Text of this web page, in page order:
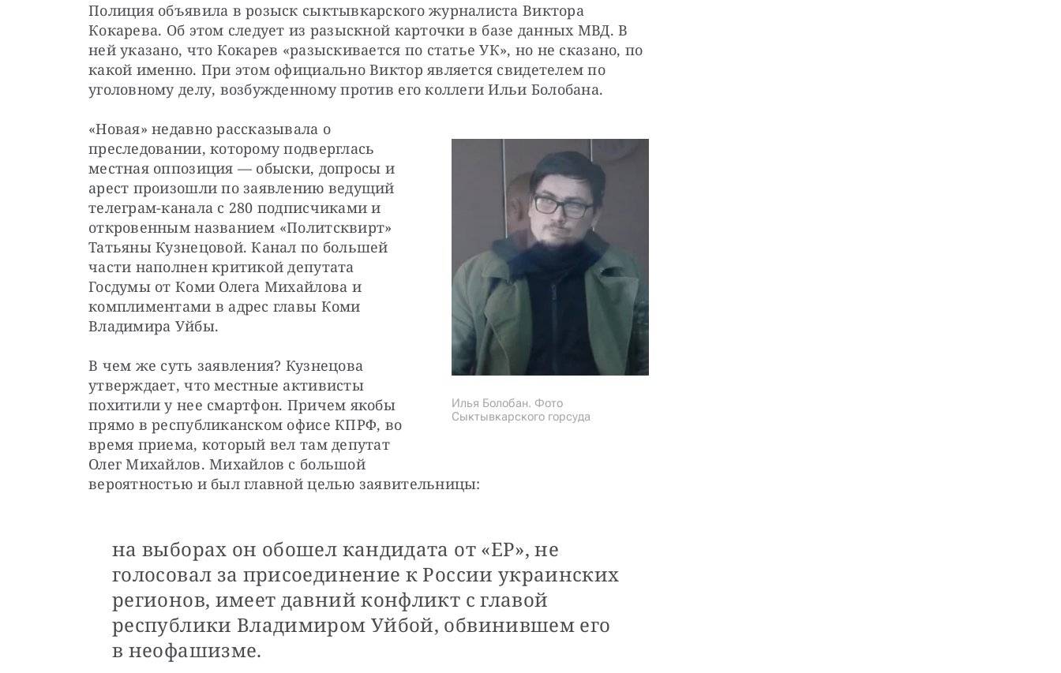
Полиция объявила в розыск сыктывкарского журналиста Виктора
Кокарева. Об этом следует из разыскной карточки в базе данных МВД. В
ней указано, что Кокарев «разыскивается по статье УК», но не сказано, по
какой именно. При этом официально Виктор является свидетелем по
уголовному делу, возбужденному против его коллеги Ильи Болобана.
Илья Болобан. Фото
Сыктывкарского горсуда
«Новая» недавно рассказывала о
преследовании, которому подверглась
местная оппозиция — обыски, допросы и
арест произошли по заявлению ведущий
телеграм-канала с 280 подписчиками и
откровенным названием «Политсквирт»
Татьяны Кузнецовой. Канал по большей
части наполнен критикой депутата
Госдумы от Коми Олега Михайлова и
комплиментами в адрес главы Коми
Владимира Уйбы.
В чем же суть заявления? Кузнецова
утверждает, что местные активисты
похитили у нее смартфон. Причем якобы
прямо в республиканском офисе КПРФ, во
время приема, который вел там депутат
Олег Михайлов. Михайлов с большой
вероятностью и был главной целью заявительницы:
на выборах он обошел кандидата от «ЕР», не
голосовал за присоединение к России украинских
регионов, имеет давний конфликт с главой
республики Владимиром Уйбой, обвинившем его
в неофашизме.